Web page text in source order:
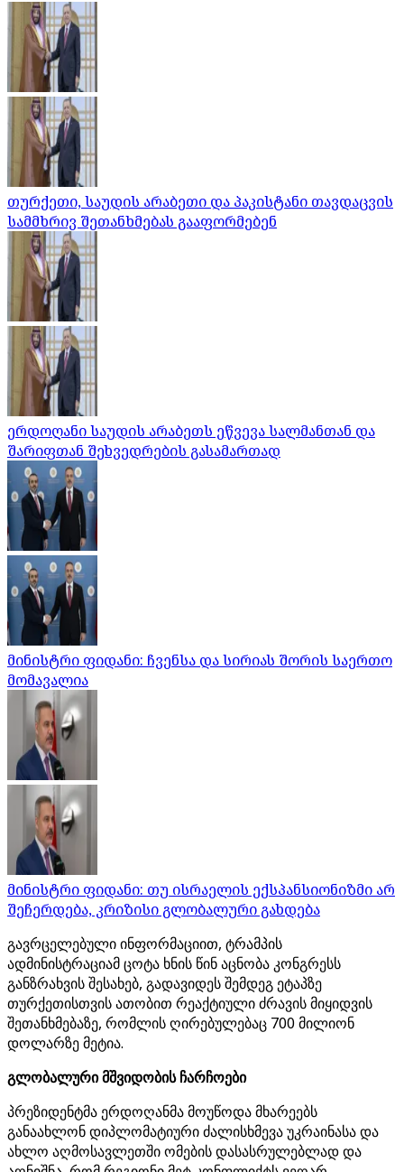
თურქეთი, საუდის არაბეთი და პაკისტანი თავდაცვის
სამმხრივ შეთანხმებას გააფორმებენ
ერდოღანი საუდის არაბეთს ეწვევა სალმანთან და
შარიფთან შეხვედრების გასამართად
მინისტრი ფიდანი: ჩვენსა და სირიას შორის საერთო
მომავალია
მინისტრი ფიდანი: თუ ისრაელის ექსპანსიონიზმი არ
შეჩერდება, კრიზისი გლობალური გახდება
გავრცელებული ინფორმაციით, ტრამპის
ადმინისტრაციამ ცოტა ხნის წინ აცნობა კონგრესს
განზრახვის შესახებ, გადავიდეს შემდეგ ეტაპზე
თურქეთისთვის ათობით რეაქტიული ძრავის მიყიდვის
შეთანხმებაზე, რომლის ღირებულებაც 700 მილიონ
დოლარზე მეტია.
გლობალური მშვიდობის ჩარჩოები
პრეზიდენტმა ერდოღანმა მოუწოდა მხარეებს
განაახლონ დიპლომატიური ძალისხმევა უკრაინასა და
ახლო აღმოსავლეთში ომების დასასრულებლად და